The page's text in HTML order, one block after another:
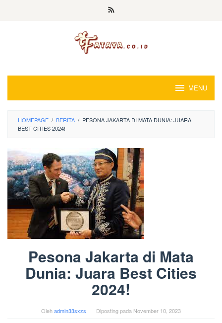
MENU
HOMEPAGE / BERITA / PESONA JAKARTA DI MATA DUNIA: JUARA
BEST CITIES 2024!
Pesona Jakarta di Mata
Dunia: Juara Best Cities
2024!
Olehadmin33sxzs Diposting pada November 10, 2023